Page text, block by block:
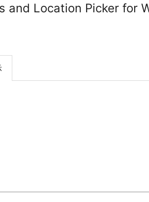
and Location Picker for